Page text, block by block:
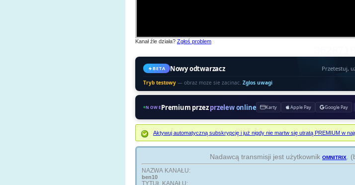
Kanał źle działa? Zgłoś problem
BETA Nowy odtwarzacz Przetestuj,
Tryb testowy — obraz moze sie zacinac. Zglos uwagi
NOWEPremium przezprzelew online Karty Apple Pay Google Pay
Aktywuj automatyczną subskrypcję i już nigdy nie martw się utratą PREMIUM w
Nadawcą transmisji jest użytkownik omnitrix .
NAZWA KANAŁU:
ben10
TYTUŁ KANAŁU: